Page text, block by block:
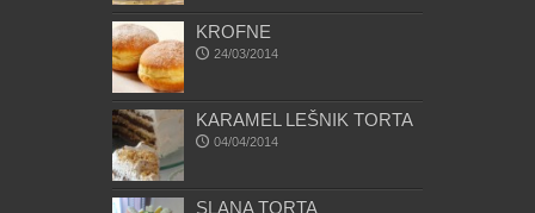
KROFNE
24/03/2014
KARAMEL LEŠNIK TORTA
04/04/2014
SLANA TORTA